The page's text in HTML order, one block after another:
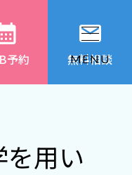
予約 無料相談
MENU
用い